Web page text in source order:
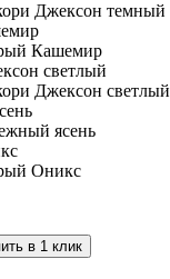
Джексон темный
Кашемир
Джексон светлый
ясень
Оникс
в 1 клик